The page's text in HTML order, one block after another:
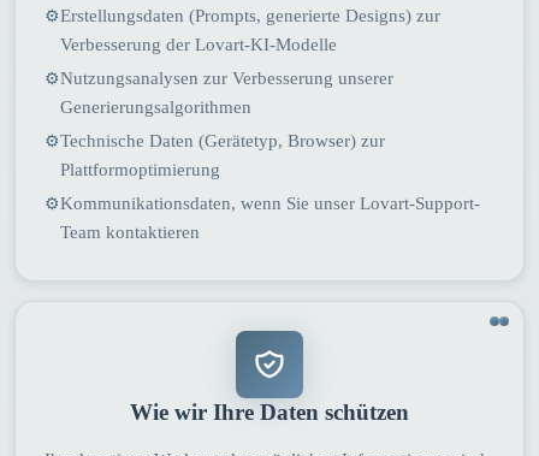
⚙Erstellungsdaten (Prompts, generierte Designs) zur
Verbesserung der Lovart-KI-Modelle
⚙Nutzungsanalysen zur Verbesserung unserer
Generierungsalgorithmen
⚙Technische Daten (Gerätetyp, Browser) zur
Plattformoptimierung
⚙Kommunikationsdaten, wenn Sie unser Lovart-Support-
Team kontaktieren
Wie wir Ihre Daten schützen